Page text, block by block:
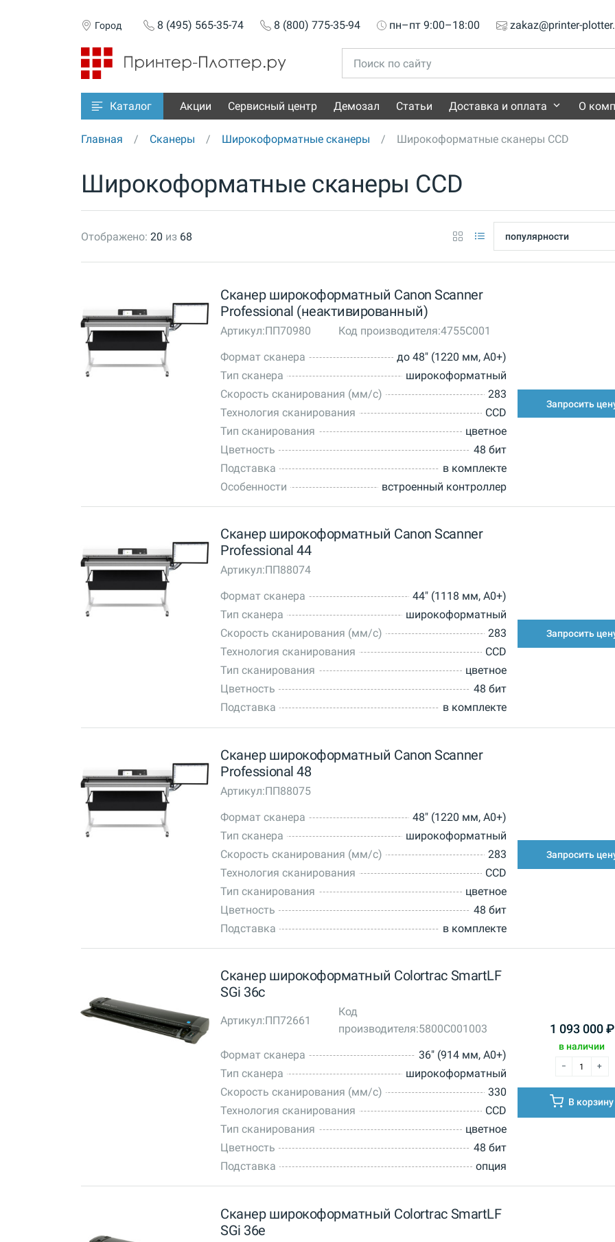
Город 8 (495) 565-35-74 8 (800) 775-35-94 пн–пт 9:00–18:00 zakaz@printer-
Каталог Акции Сервисный центр Демозал Статьи Доставка и оплата О
Главная Сканеры Широкоформатные сканеры Широкоформатные сканеры CCD
Широкоформатные сканеры CCD
Отображено: 20 из 68
Сканер широкоформатный Canon Scanner
Professional (неактивированный)
Артикул:ПП70980 Код производителя:4755C001
Формат сканера
до 48" (1220 мм, A0+)
Тип сканера
широкоформатный
Скорость сканирования (мм/с)
283
Технология сканирования
CCD
Тип сканирования
цветное
Цветность
48 бит
Подставка
в комплекте
Особенности
встроенный контроллер
Запросить
Сканер широкоформатный Canon Scanner
Professional 44
Артикул:ПП88074
Формат сканера
44" (1118 мм, A0+)
Тип сканера
широкоформатный
Скорость сканирования (мм/с)
283
Технология сканирования
CCD
Тип сканирования
цветное
Цветность
48 бит
Подставка
в комплекте
Запросить
Сканер широкоформатный Canon Scanner
Professional 48
Артикул:ПП88075
Формат сканера
48" (1220 мм, A0+)
Тип сканера
широкоформатный
Скорость сканирования (мм/с)
283
Технология сканирования
CCD
Тип сканирования
цветное
Цветность
48 бит
Подставка
в комплекте
Запросить
Сканер широкоформатный Colortrac SmartLF
SGi 36c
Артикул:ПП72661
Код
производителя:5800C001003
Формат сканера
36" (914 мм, A0+)
Тип сканера
широкоформатный
Скорость сканирования (мм/с)
330
Технология сканирования
CCD
Тип сканирования
цветное
Цветность
48 бит
Подставка
опция
1 093 000 ₽
в наличии
В корзину
Сканер широкоформатный Colortrac SmartLF
SGi 36e